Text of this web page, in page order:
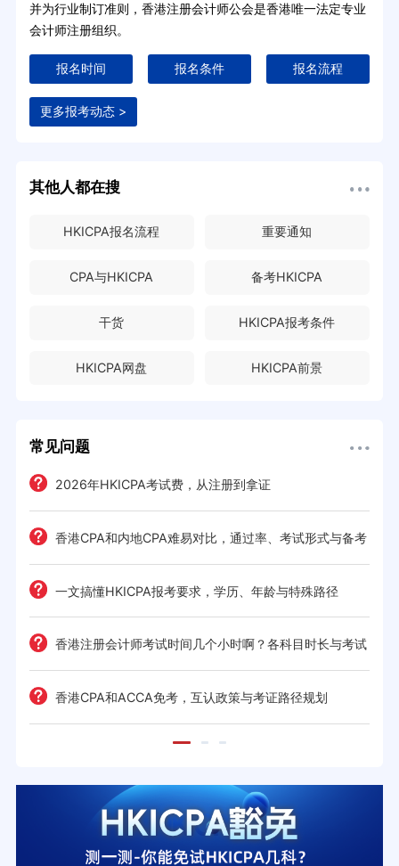
并为行业制订准则，香港注册会计师公会是香港唯一法定专业
会计师注册组织。
报名时间 报名条件 报名流程
更多报考动态 >
其他人都在搜
HKICPA报名流程 重要通知
CPA与HKICPA 备考HKICPA
干货 HKICPA报考条件
HKICPA网盘 HKICPA前景
常见问题
2026年HKICPA考试费，从注册到拿证
香港CPA和内地CPA难易对比，通过率、考试形式与备考
策略 一文搞懂HKICPA报考要求，学历、年龄与特殊路径
香港注册会计师考试时间几个小时啊？各科目时长与考试
安排 香港CPA和ACCA免考，互认政策与考证路径规划